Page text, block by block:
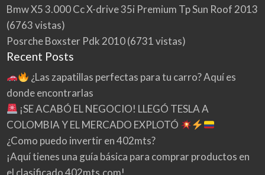
Bmw X5 3.000 Cc X-drive 35i Premium Tp Sun Roof 2013
(6763 vistas)
Posrche Boxster Pdk 2010(6731 vistas)
Recent Posts
¿Las zapatillas perfectas para tu carro? Aquí es
donde encontrarlas
¡SE ACABÓ EL NEGOCIO! LLEGÓ TESLA A
COLOMBIA Y EL MERCADO EXPLOTÓ
¿Como puedo invertir en 402mts?
¡Aquí tienes una guía básica para comprar productos en
el clasificado 402mts.com!